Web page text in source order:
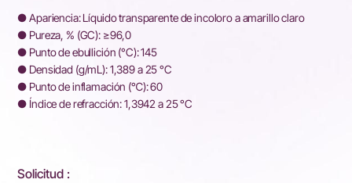
● Apariencia: Líquido transparente de incoloro a amarillo claro
● Pureza, % (GC): ≥96,0
● Punto de ebullición (°C): 145
● Densidad (g/mL): 1,389 a 25 °C
● Punto de inflamación (℃): 60
● Índice de refracción: 1,3942 a 25 °C
Solicitud :